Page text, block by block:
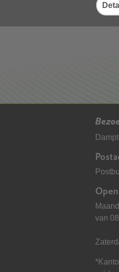
Deel
van